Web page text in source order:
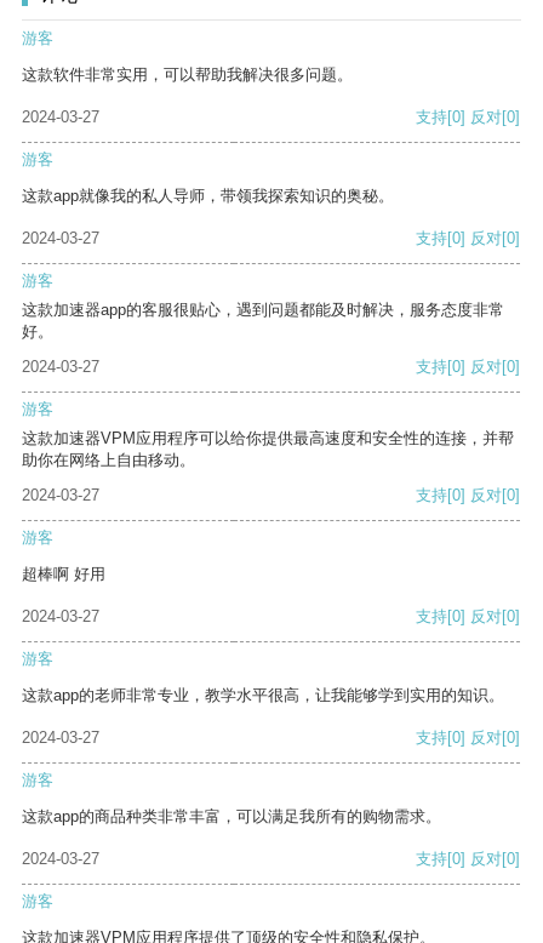
游客
这款软件非常实用，可以帮助我解决很多问题。
2024-03-27 支持[0] 反对[0]
游客
这款app就像我的私人导师，带领我探索知识的奥秘。
2024-03-27 支持[0] 反对[0]
游客
这款加速器app的客服很贴心，遇到问题都能及时解决，服务态度非常
好。
2024-03-27
支持[0] 反对[0]
游客
这款加速器VPM应用程序可以给你提供最高速度和安全性的连接，并帮
助你在网络上自由移动。
2024-03-27
支持[0] 反对[0]
游客
超棒啊 好用
2024-03-27 支持[0] 反对[0]
游客
这款app的老师非常专业，教学水平很高，让我能够学到实用的知识。
2024-03-27 支持[0] 反对[0]
游客
这款app的商品种类非常丰富，可以满足我所有的购物需求。
2024-03-27 支持[0] 反对[0]
游客
这款加速器VPM应用程序提供了顶级的安全性和隐私保护。